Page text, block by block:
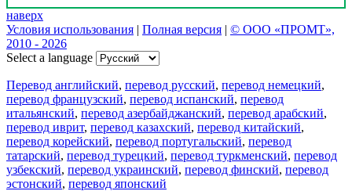
наверх
Условия использования | Полная версия | © ООО «ПРОМТ»,
2010 - 2026
Select a language
Перевод английский, перевод русский, перевод немецкий,
перевод французский, перевод испанский, перевод
итальянский, перевод азербайджанский, перевод арабский,
перевод иврит, перевод казахский, перевод китайский,
перевод корейский, перевод португальский, перевод
татарский, перевод турецкий, перевод туркменский, перевод
узбекский, перевод украинский, перевод финский, перевод
эстонский, перевод японский